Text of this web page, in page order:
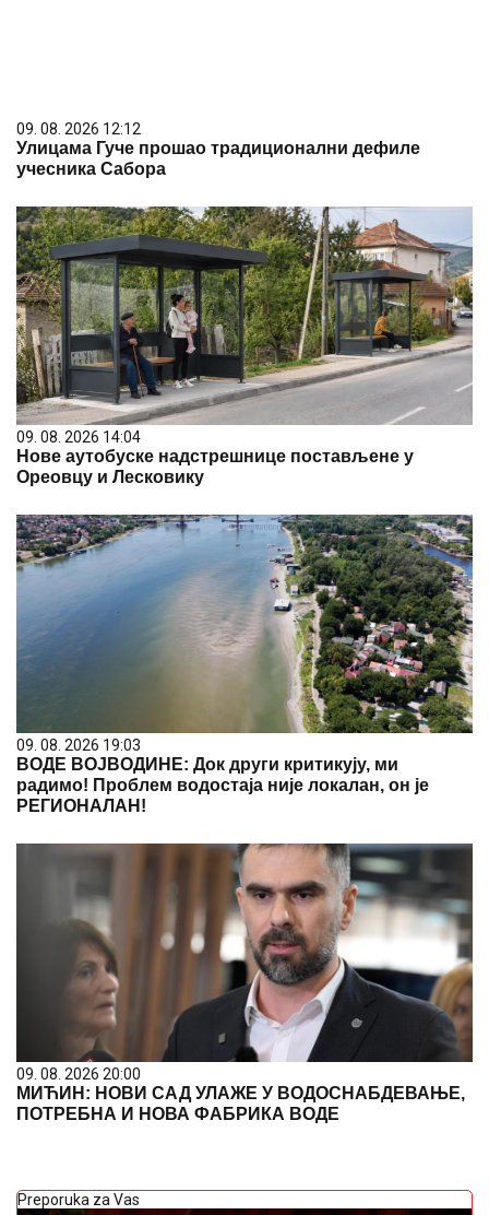
09. 08. 2026 12:12
Улицама Гуче прошао традиционални дефиле
учесника Сабора
09. 08. 2026 14:04
Нове аутобуске надстрешнице постављене у
Ореовцу и Лесковику
09. 08. 2026 19:03
ВОДЕ ВОЈВОДИНЕ: Док други критикују, ми
радимо! Проблем водостаја није локалан, он је
РЕГИОНАЛАН!
09. 08. 2026 20:00
МИЋИН: НОВИ САД УЛАЖЕ У ВОДОСНАБДЕВАЊЕ,
ПОТРЕБНА И НОВА ФАБРИКА ВОДЕ
Preporuka za Vas